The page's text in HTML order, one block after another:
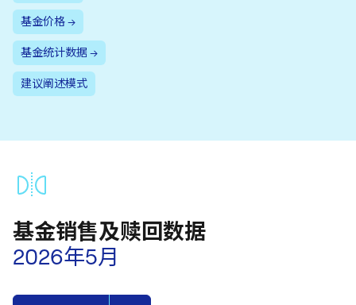
基金价格 →
基金统计数据 →
建议阐述模式
基金销售及赎回数据
2026年5月